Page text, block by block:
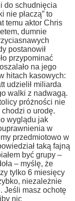
do schudnięcia
nie płaczą” to
temu aktor Chris
dumnie
postanowił
przypominać
na jego
hitach kasowych:
udzielił miliarda
walki z nadwagą.
próżności nie
o urodę.
wyglądu jak
w
przedmiotowo w
taką fajną
być grupy –
– myślę, że
tylko 6 miesięcy
niezależnie
Jeśli masz ochotę
nic